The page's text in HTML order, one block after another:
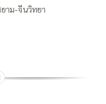
ยาม-จีนวิทยา